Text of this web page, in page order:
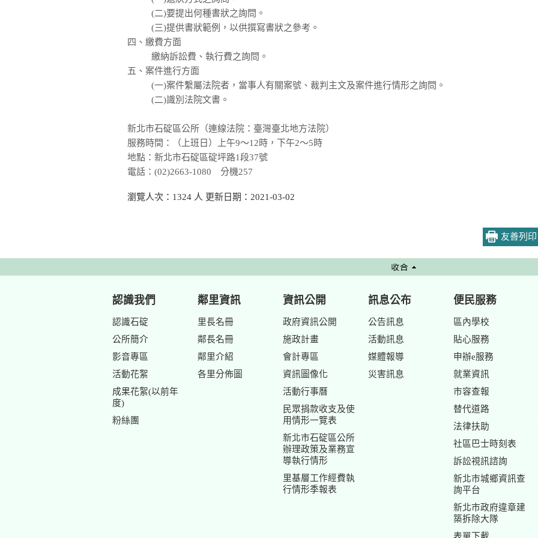
(二)要提出何種書狀之詢問。
(三)提供書狀範例，以供撰寫書狀之參考。
四、繳費方面
繳納訴訟費、執行費之詢問。
五、案件進行方面
(一)案件繫屬法院者，當事人有關案號、裁判主文及案件進行情形之詢問。
(二)識別法院文書。
新北市石碇區公所（連線法院：臺灣臺北地方法院）
服務時間：（上班日）上午9～12時，下午2～5時
地點：新北市石碇區碇坪路1段37號
電話：(02)2663-1080 分機257
瀏覽人次：1324 人 更新日期：2021-03-02
友善列印
認識我們
認識石碇
公所簡介
影音專區
活動花絮
成果花絮(以前年
度)
粉絲團
鄰里資訊
里長名冊
鄰長名冊
鄰里介紹
各里分佈圖
資訊公開
政府資訊公開
施政計畫
會計專區
資訊圖像化
活動行事曆
民眾捐款收支及使
用情形一覽表
新北市石碇區公所
辦理政策及業務宣
導執行情形
里基層工作經費執
行情形季報表
訊息公布
公告訊息
活動訊息
媒體報導
災害訊息
便民服務
區內學校
貼心服務
申辦e服務
就業資訊
市容查報
替代道路
法律扶助
社區巴士時刻表
訴訟視訊諮詢
新北市城鄉資訊查
詢平台
新北市政府違章建
築拆除大隊